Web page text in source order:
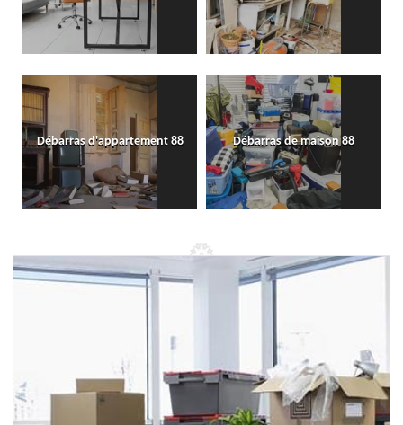
Débarras d'appartement 88 Débarras de maison 88